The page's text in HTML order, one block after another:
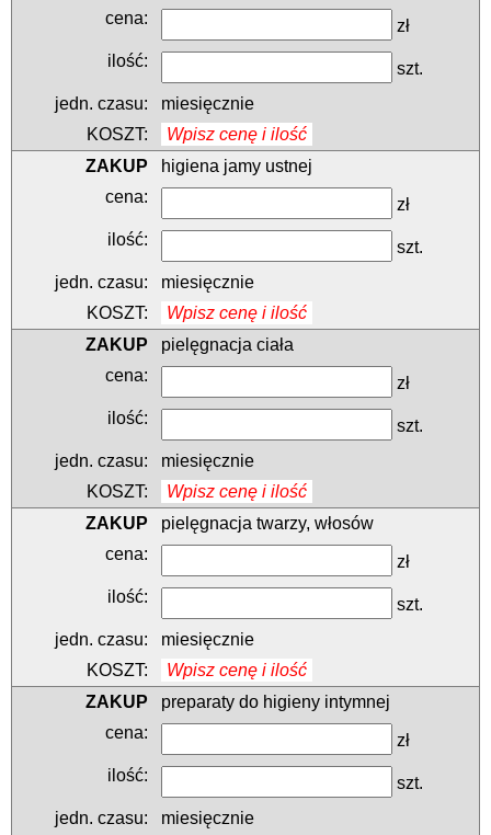
zł
szt.
miesięcznie
Wpisz cenę i ilość
higiena jamy ustnej
zł
szt.
miesięcznie
Wpisz cenę i ilość
pielęgnacja ciała
zł
szt.
miesięcznie
Wpisz cenę i ilość
pielęgnacja twarzy, włosów
zł
szt.
miesięcznie
Wpisz cenę i ilość
preparaty do higieny intymnej
zł
szt.
miesięcznie